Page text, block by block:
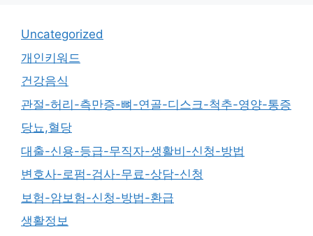
Uncategorized
개인키워드
건강음식
관절-허리-측만증-뼈-연골-디스크-척추-영양-통증
당뇨,혈당
대출-신용-등급-무직자-생활비-신청-방법
변호사-로펌-검사-무료-상담-신청
보험-암보험-신청-방법-환급
생활정보